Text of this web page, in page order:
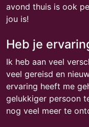
avond thuis is ook
jou is!
Heb je
Ik heb aan veel
veel gereisd en
ervaring heeft me
gelukkiger persoon
nog veel meer te